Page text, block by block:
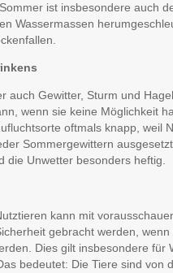
ist insbesondere auch
Wassermassen
auch Gewitter, Sturm und
wenn sie keine Möglichkeit
oftmals knapp, weil
Sommergewittern
die Unwetter besonders heftig.
kann mit
gebracht werden,
Dies gilt insbesondere für
bedeutet: Die Tiere sind von